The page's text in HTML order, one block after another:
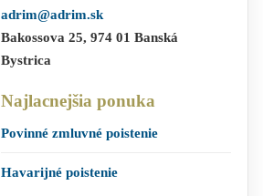
adrim@adrim.sk
Bakossova 25, 974 01 Banská
Bystrica
Najlacnejšia ponuka
Povinné zmluvné poistenie
Havarijné poistenie